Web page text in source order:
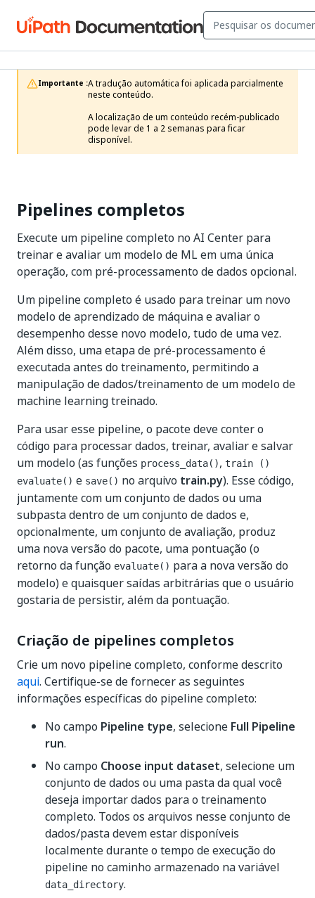
Importante :A tradução automática foi aplicada parcialmente
neste conteúdo.
A localização de um conteúdo recém-publicado
pode levar de 1 a 2 semanas para ficar
disponível.
Pipelines completos
Execute um pipeline completo no AI Center para
treinar e avaliar um modelo de ML em uma única
operação, com pré-processamento de dados opcional.
Um pipeline completo é usado para treinar um novo
modelo de aprendizado de máquina e avaliar o
desempenho desse novo modelo, tudo de uma vez.
Além disso, uma etapa de pré-processamento é
executada antes do treinamento, permitindo a
manipulação de dados/treinamento de um modelo de
machine learning treinado.
Para usar esse pipeline, o pacote deve conter o
código para processar dados, treinar, avaliar e salvar
um modelo (as funções process_data(), train ()
evaluate() e save() no arquivo train.py). Esse código,
juntamente com um conjunto de dados ou uma
subpasta dentro de um conjunto de dados e,
opcionalmente, um conjunto de avaliação, produz
uma nova versão do pacote, uma pontuação (o
retorno da função evaluate() para a nova versão do
modelo) e quaisquer saídas arbitrárias que o usuário
gostaria de persistir, além da pontuação.
Criação de pipelines completos
Crie um novo pipeline completo, conforme descrito
aqui. Certifique-se de fornecer as seguintes
informações específicas do pipeline completo:
No campo Pipeline type, selecione Full Pipeline
run.
No campo Choose input dataset, selecione um
conjunto de dados ou uma pasta da qual você
deseja importar dados para o treinamento
completo. Todos os arquivos nesse conjunto de
dados/pasta devem estar disponíveis
localmente durante o tempo de execução do
pipeline no caminho armazenado na variável
data_directory.